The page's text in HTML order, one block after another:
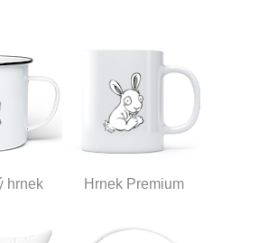
hrnek Hrnek Premium